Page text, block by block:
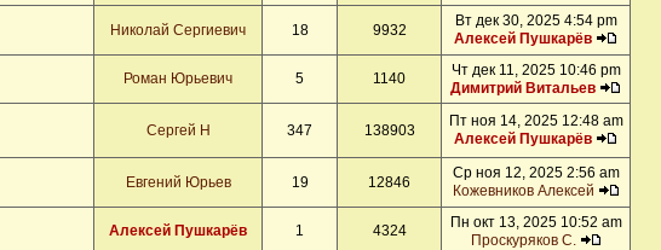
Николай Сергиевич 18 9932
Вт дек 30, 2025 4:54 pm
Алексей Пушкарёв
Роман Юрьевич 5 1140
Чт дек 11, 2025 10:46 pm
Димитрий Витальев
Сергей Н 347 138903
Пт ноя 14, 2025 12:48 am
Алексей Пушкарёв
Евгений Юрьев 19 12846
Ср ноя 12, 2025 2:56 am
Кожевников Алексей
Алексей Пушкарёв 1 4324
Пн окт 13, 2025 10:52 am
Проскуряков С.